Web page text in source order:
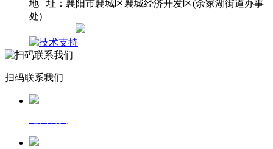
地 址：襄阳市襄城区襄城经济开发区(余家湖街道办事
处)
扫码联系我们